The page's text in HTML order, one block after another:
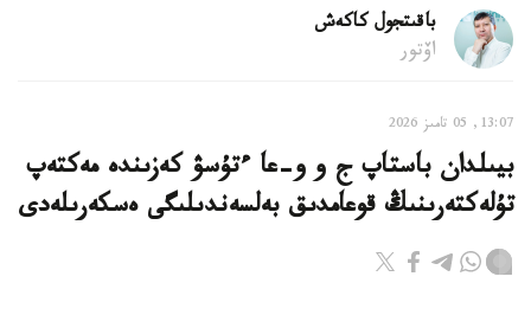
باقىتجول كاكەش
اۆتور
13:07, 05 تامىز 2026
بيىلدان باستاپ ج و و-عا ءتۇسۋ كەزىندە مەكتەپ
تۇلەكتەرىنىڭ قوعامدىق بەلسەندىلىگى ەسكەرىلەدى